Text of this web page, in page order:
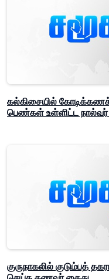
கல்கிசையில்
பெண்கள் உள்ளிட்ட நால்வர்
குருநாகலில் குடும்பத்